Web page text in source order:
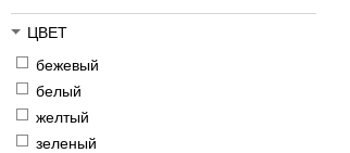
ЦВЕТ
бежевый
белый
желтый
зеленый